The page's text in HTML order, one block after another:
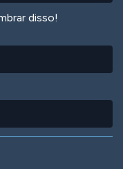
disso!